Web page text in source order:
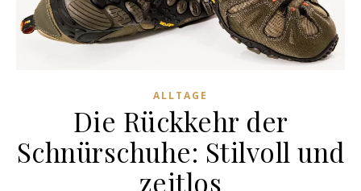
ALLTAGE
Die Rückkehr der
Schnürschuhe: Stilvoll und
zeitlos